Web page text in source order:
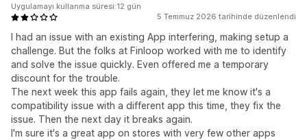
5 Temmuz 2026 tarihinde düzenlendi
I had an issue with an existing App interfering, making setup a
challenge. But the folks at Finloop worked with me to identify
and solve the issue quickly. Even offered me a temporary
discount for the trouble.
The next week this app fails again, they let me know it's a
compatibility issue with a different app this time, they fix the
issue. Then the next day it breaks again.
I'm sure it's a great app on stores with very few other apps
Uygulamayı kullanma süresi:12 gün